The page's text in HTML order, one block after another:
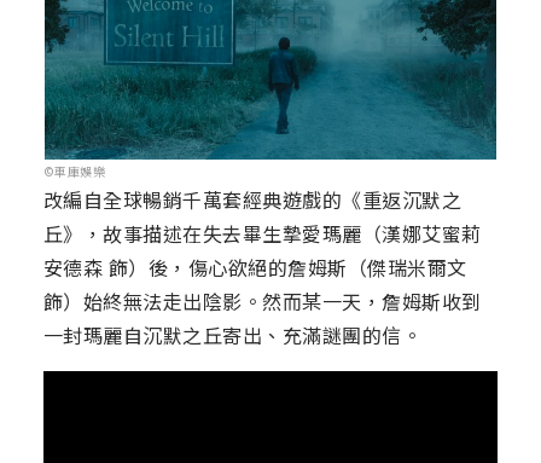
©車庫娛樂
改編自全球暢銷千萬套經典遊戲的《重返沉默之
丘》，故事描述在失去畢生摯愛瑪麗（漢娜艾蜜莉
安德森 飾）後，傷心欲絕的詹姆斯（傑瑞米爾文
飾）始終無法走出陰影。然而某一天，詹姆斯收到
一封瑪麗自沉默之丘寄出、充滿謎團的信。